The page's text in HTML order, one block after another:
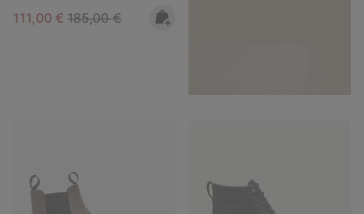
Sale price:
111,00 € Regular price:
185,00 €